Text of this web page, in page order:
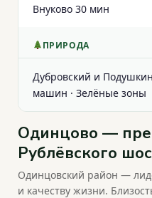
Внуково 30 мин
ПРИРОДА
Дубровский и
машин · Зелёные зоны
Одинцово —
Рублёвского
Одинцовский район —
и качеству жизни.